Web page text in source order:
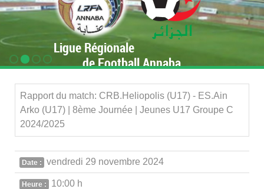
Ligue Régionale
de Football Annaba
Rapport du match: CRB.Heliopolis (U17) - ES.Ain
Arko (U17) | 8ème Journée | Jeunes U17 Groupe C
2024/2025
Date : vendredi 29 novembre 2024
Heure : 10:00 h